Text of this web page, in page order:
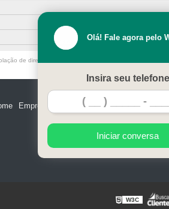
de direito autoral – artigo 184 do Código Penal –
Empresa Serviços Contato
Olá! Fale agora pelo
Insira seu telefone
Iniciar conversa
W3C